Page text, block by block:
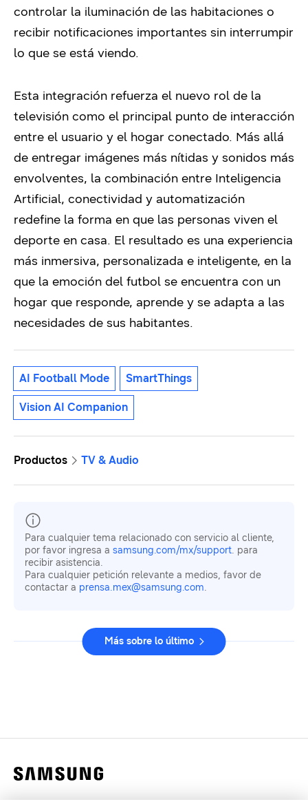
controlar la iluminación de las habitaciones o
recibir notificaciones importantes sin interrumpir
lo que se está viendo.
Esta integración refuerza el nuevo rol de la
televisión como el principal punto de interacción
entre el usuario y el hogar conectado. Más allá
de entregar imágenes más nítidas y sonidos más
envolventes, la combinación entre Inteligencia
Artificial, conectividad y automatización
redefine la forma en que las personas viven el
deporte en casa. El resultado es una experiencia
más inmersiva, personalizada e inteligente, en la
que la emoción del futbol se encuentra con un
hogar que responde, aprende y se adapta a las
necesidades de sus habitantes.
AI Football Mode SmartThings
Vision AI Companion
Productos TV & Audio
Para cualquier tema relacionado con servicio al cliente,
por favor ingresa a samsung.com/mx/support. para
recibir asistencia.
Para cualquier petición relevante a medios, favor de
contactar a prensa.mex@samsung.com.
Más sobre lo último